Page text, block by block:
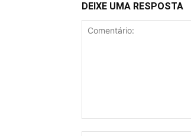
DEIXE UMA RESPOSTA